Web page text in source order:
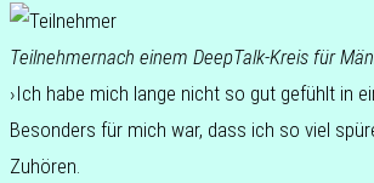
Teil­neh­mernach einem DeepTalk-Kreis für
›Ich habe mich lange nicht so gut gefühlt in
Beson­ders für mich war, dass ich so viel
Zuhören.